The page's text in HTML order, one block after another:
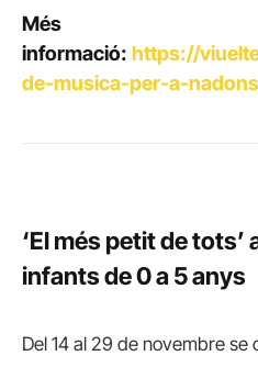
Més
informació: https://
de-musica-per-a-
‘El més petit de tots’
infants de 0 a 5 anys
Del 14 al 29 de novembre se